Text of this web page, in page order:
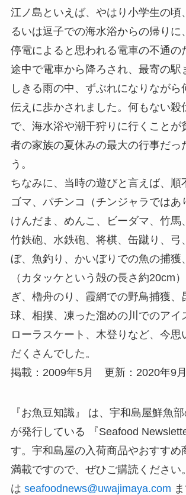
江ノ島といえば、やはり小学生の頃
るいは逗子での海水浴からの帰りに
停電によると思われる電車の不通の
途中で電車から降ろされ、最寄の駅
しきる雨の中、ずぶれになりながら
伝えに歩かされました。何もない殺
で、海水浴や潮干狩りに行くことが
者の家族の夏休みの最大の行事だっ
う。
ちなみに、当時の遊びと言えば、順
ゴマ、パチンコ（チンジャラではあ
けんだま、めんこ、ビーダマ、竹馬
竹鉄砲、水鉄砲、将棋、缶蹴り、弓
ぼ、魚釣り、かいぼりでの魚の捕獲
（カタッケという殻の長さ約20cm
ぎ、櫓舟のり、霞網での野鳥捕獲、
球、相撲、凍った溜めの川でのアイ
ローラスケート、木登りなど、今思
だくさんでした。
掲載：2009年5月 更新：2020年9月
『お魚豆知識』 は、宇和島屋鮮魚
が発行している 『Seafood
す。宇和島屋の入荷商品やおすすめ
満載ですので、ぜひご購読ください
は seafoodnews@uwajimaya.com